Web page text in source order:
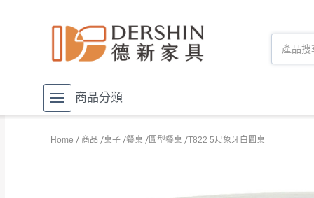
商品分類
Home 商品 桌子 餐桌 圓型餐桌 T822 5尺象牙白圓桌